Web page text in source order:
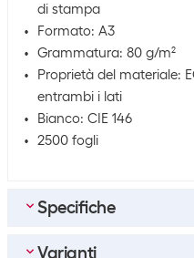
di stampa
Formato: A3
Grammatura: 80 g/m²
Proprietà del materiale:
entrambi i lati
Bianco: CIE 146
2500 fogli
Specifiche
Materiale
Varianti